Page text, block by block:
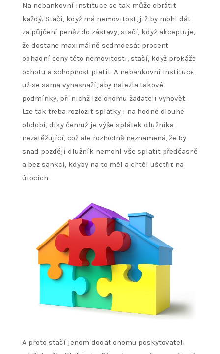
Na nebankovní instituce se tak může obrátit
každý. Stačí, když má nemovitost, již by mohl dát
za půjčení peněz do zástavy, stačí, když akceptuje,
že dostane maximálně sedmdesát procent
odhadní ceny této nemovitosti, stačí, když prokáže
ochotu a schopnost platit. A nebankovní instituce
už se sama vynasnaží, aby nalezla takové
podmínky, při nichž lze onomu žadateli vyhovět.
Lze tak třeba rozložit splátky i na hodně dlouhé
období, díky čemuž je výše splátek dlužníka
nezatěžující, což ale rozhodně neznamená, že by
snad později dlužník nemohl vše splatit předčasně
a bez sankcí, kdyby na to měl a chtěl ušetřit na
úrocích.
A proto stačí jenom dodat onomu poskytovateli